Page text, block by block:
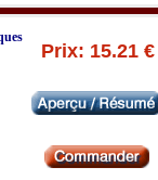
Prix: 15.21 €